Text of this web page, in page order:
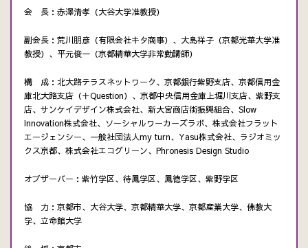
会 長：赤澤清孝（大谷大学准教授）
副会長：荒川朋彦（有限会社キタ商事）、大島祥子（京都光華大学准
教授）、平元俊一（京都精華大学非常勤講師）
構 成：北大路テラスネットワーク、京都銀行紫野支店、京都信用金
庫北大路支店（＋Question）、京都中央信用金庫上堀川支店、紫野支
店、サンケイデザイン株式会社、新大宮商店街振興組合、Slow
Innovation株式会社、ソーシャルワーカーズラボ、株式会社フラット
エージェンシー、一般社団法人my turn、Yasu株式会社、ラジオミッ
クス京都、株式会社エコグリーン、Phronesis Design Studio
オブザーバー：紫竹学区、待鳳学区、鳳徳学区、紫野学区
協 力：京都市、大谷大学、京都精華大学、京都産業大学、佛教大
学、立命館大学